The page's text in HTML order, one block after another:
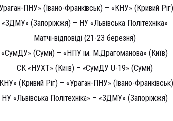
ПНУ» (Івано-Франківськ) – «КНУ» (Кривий Ріг)
«ЗДМУ» (Запоріжжя) – НУ «Львівська Політехніка»
Матчі-відповіді (21-23 березня)
«СумДУ» (Суми) – «НПУ ім. М.Драгоманова» (Київ)
СК «НУХТ» (Київ) – «СумДУ U-19» (Суми)
(Кривий Ріг) – «Ураган-ПНУ» (Івано-Франківськ)
НУ «Львівська Політехніка» – «ЗДМУ» (Запоріжжя)